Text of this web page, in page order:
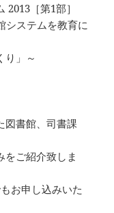
［第1部］
システムを教育に
り」～
図書館、司書課
をご紹介致しま
お申し込みいた